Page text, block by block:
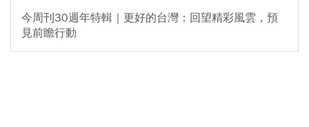
今周刊30週年特輯｜更好的台灣：回望精彩風雲，預
見前瞻行動